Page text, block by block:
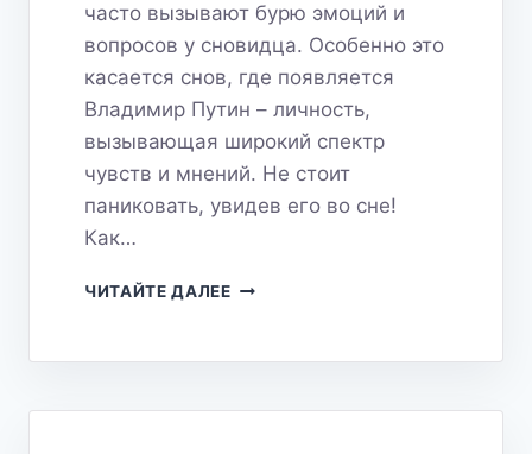
часто вызывают бурю эмоций и
вопросов у сновидца. Особенно это
касается снов, где появляется
Владимир Путин – личность,
вызывающая широкий спектр
чувств и мнений. Не стоит
паниковать, увидев его во сне!
Как…
ЧИТАЙТЕ ДАЛЕЕСОН
ПУТИНЕ:
ОН